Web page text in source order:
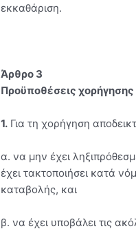
εκκαθάριση.
Άρθρο 3
Προϋποθέσεις χορήγησης
1. Για τη χορήγηση
α. να μην έχει
έχει τακτοποιήσει κατά
καταβολής, και
β. να έχει υποβάλει τις